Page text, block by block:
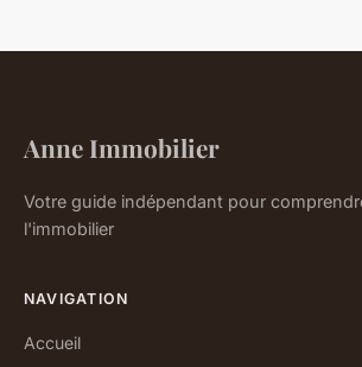
Anne Immobilier
Votre guide indépendant pour
l'immobilier
NAVIGATION
Accueil